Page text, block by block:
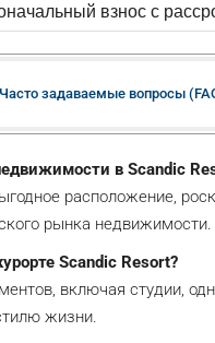
взнос с
Часто задаваемые вопросы
в Scandic
расположение,
рынка недвижимости.
Scandic Resort?
включая студии,
жизни.